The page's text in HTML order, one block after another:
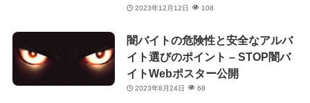
2023年12月12日 108
闇バイトの危険性と安全なアルバ
イト選びのポイント – STOP闇バ
イトWebポスター公開
2023年8月24日 68